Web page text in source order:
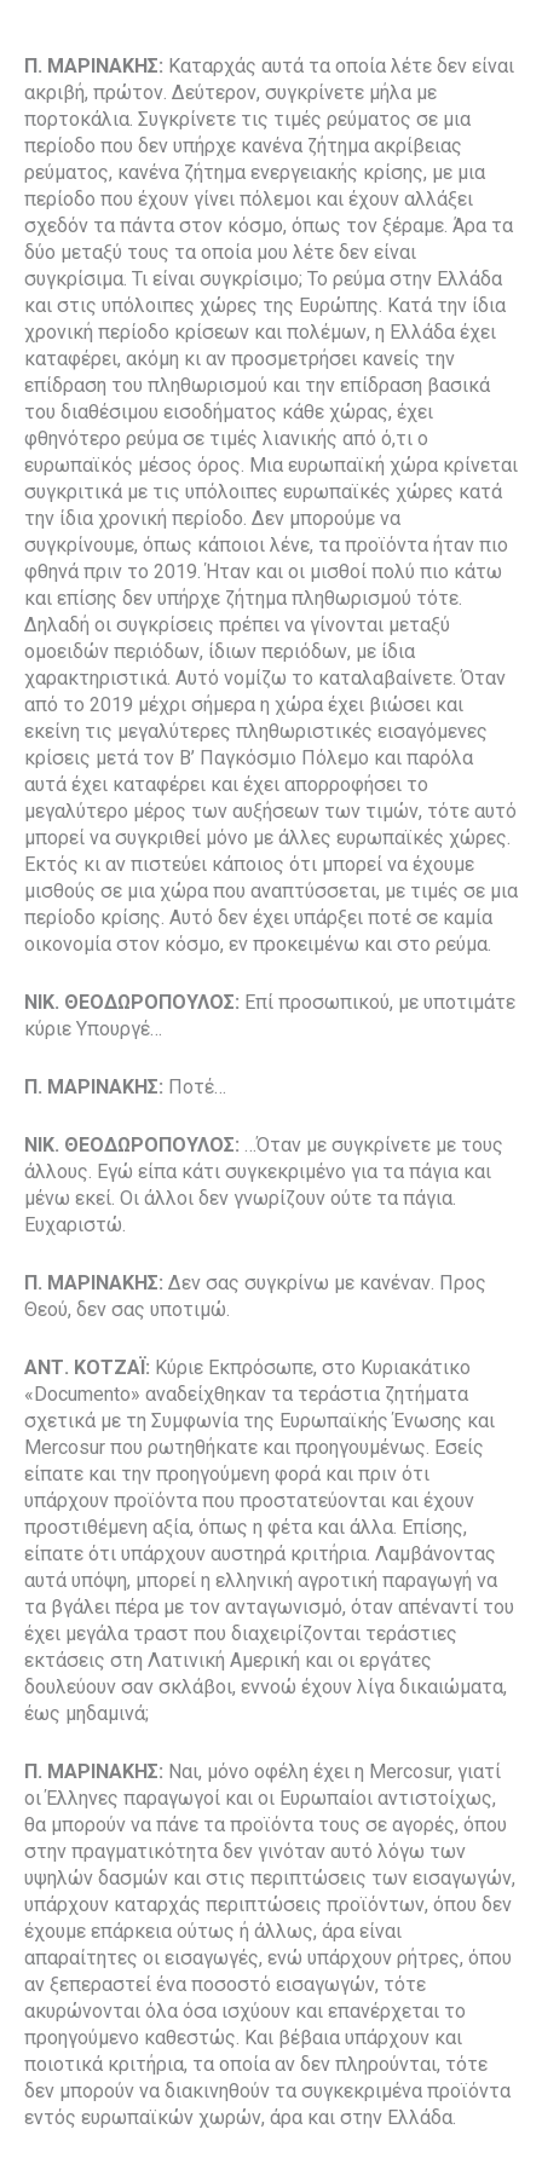
Π. ΜΑΡΙΝΑΚΗΣ: Καταρχάς αυτά τα οποία λέτε δεν είναι
ακριβή, πρώτον. Δεύτερον, συγκρίνετε μήλα με
πορτοκάλια. Συγκρίνετε τις τιμές ρεύματος σε μια
περίοδο που δεν υπήρχε κανένα ζήτημα ακρίβειας
ρεύματος, κανένα ζήτημα ενεργειακής κρίσης, με μια
περίοδο που έχουν γίνει πόλεμοι και έχουν αλλάξει
σχεδόν τα πάντα στον κόσμο, όπως τον ξέραμε. Άρα τα
δύο μεταξύ τους τα οποία μου λέτε δεν είναι
συγκρίσιμα. Τι είναι συγκρίσιμο; Το ρεύμα στην Ελλάδα
και στις υπόλοιπες χώρες της Ευρώπης. Κατά την ίδια
χρονική περίοδο κρίσεων και πολέμων, η Ελλάδα έχει
καταφέρει, ακόμη κι αν προσμετρήσει κανείς την
επίδραση του πληθωρισμού και την επίδραση βασικά
του διαθέσιμου εισοδήματος κάθε χώρας, έχει
φθηνότερο ρεύμα σε τιμές λιανικής από ό,τι ο
ευρωπαϊκός μέσος όρος. Μια ευρωπαϊκή χώρα κρίνεται
συγκριτικά με τις υπόλοιπες ευρωπαϊκές χώρες κατά
την ίδια χρονική περίοδο. Δεν μπορούμε να
συγκρίνουμε, όπως κάποιοι λένε, τα προϊόντα ήταν πιο
φθηνά πριν το 2019. Ήταν και οι μισθοί πολύ πιο κάτω
και επίσης δεν υπήρχε ζήτημα πληθωρισμού τότε.
Δηλαδή οι συγκρίσεις πρέπει να γίνονται μεταξύ
ομοειδών περιόδων, ίδιων περιόδων, με ίδια
χαρακτηριστικά. Αυτό νομίζω το καταλαβαίνετε. Όταν
από το 2019 μέχρι σήμερα η χώρα έχει βιώσει και
εκείνη τις μεγαλύτερες πληθωριστικές εισαγόμενες
κρίσεις μετά τον Β’ Παγκόσμιο Πόλεμο και παρόλα
αυτά έχει καταφέρει και έχει απορροφήσει το
μεγαλύτερο μέρος των αυξήσεων των τιμών, τότε αυτό
μπορεί να συγκριθεί μόνο με άλλες ευρωπαϊκές χώρες.
Εκτός κι αν πιστεύει κάποιος ότι μπορεί να έχουμε
μισθούς σε μια χώρα που αναπτύσσεται, με τιμές σε μια
περίοδο κρίσης. Αυτό δεν έχει υπάρξει ποτέ σε καμία
οικονομία στον κόσμο, εν προκειμένω και στο ρεύμα.
ΝΙΚ. ΘΕΟΔΩΡΟΠΟΥΛΟΣ: Επί προσωπικού, με υποτιμάτε
κύριε Υπουργέ…
Π. ΜΑΡΙΝΑΚΗΣ: Ποτέ…
ΝΙΚ. ΘΕΟΔΩΡΟΠΟΥΛΟΣ: …Όταν με συγκρίνετε με τους
άλλους. Εγώ είπα κάτι συγκεκριμένο για τα πάγια και
μένω εκεί. Οι άλλοι δεν γνωρίζουν ούτε τα πάγια.
Ευχαριστώ.
Π. ΜΑΡΙΝΑΚΗΣ: Δεν σας συγκρίνω με κανέναν. Προς
Θεού, δεν σας υποτιμώ.
ΑΝΤ. ΚΟΤΖΑΪ: Κύριε Εκπρόσωπε, στο Κυριακάτικο
«Documento» αναδείχθηκαν τα τεράστια ζητήματα
σχετικά με τη Συμφωνία της Ευρωπαϊκής Ένωσης και
Mercosur που ρωτηθήκατε και προηγουμένως. Εσείς
είπατε και την προηγούμενη φορά και πριν ότι
υπάρχουν προϊόντα που προστατεύονται και έχουν
προστιθέμενη αξία, όπως η φέτα και άλλα. Επίσης,
είπατε ότι υπάρχουν αυστηρά κριτήρια. Λαμβάνοντας
αυτά υπόψη, μπορεί η ελληνική αγροτική παραγωγή να
τα βγάλει πέρα με τον ανταγωνισμό, όταν απέναντί του
έχει μεγάλα τραστ που διαχειρίζονται τεράστιες
εκτάσεις στη Λατινική Αμερική και οι εργάτες
δουλεύουν σαν σκλάβοι, εννοώ έχουν λίγα δικαιώματα,
έως μηδαμινά;
Π. ΜΑΡΙΝΑΚΗΣ: Ναι, μόνο οφέλη έχει η Mercosur, γιατί
οι Έλληνες παραγωγοί και οι Ευρωπαίοι αντιστοίχως,
θα μπορούν να πάνε τα προϊόντα τους σε αγορές, όπου
στην πραγματικότητα δεν γινόταν αυτό λόγω των
υψηλών δασμών και στις περιπτώσεις των εισαγωγών,
υπάρχουν καταρχάς περιπτώσεις προϊόντων, όπου δεν
έχουμε επάρκεια ούτως ή άλλως, άρα είναι
απαραίτητες οι εισαγωγές, ενώ υπάρχουν ρήτρες, όπου
αν ξεπεραστεί ένα ποσοστό εισαγωγών, τότε
ακυρώνονται όλα όσα ισχύουν και επανέρχεται το
προηγούμενο καθεστώς. Και βέβαια υπάρχουν και
ποιοτικά κριτήρια, τα οποία αν δεν πληρούνται, τότε
δεν μπορούν να διακινηθούν τα συγκεκριμένα προϊόντα
εντός ευρωπαϊκών χωρών, άρα και στην Ελλάδα.